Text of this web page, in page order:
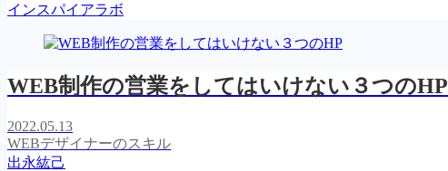
インスパイアラボ
WEB制作の営業をしてはいけない３つのHP
2022.05.13
WEBデザイナーのスキル
出永紘己